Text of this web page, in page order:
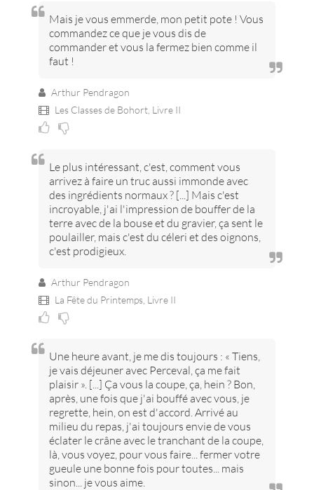
Mais je vous emmerde, mon petit pote ! Vous
commandez ce que je vous dis de
commander et vous la fermez bien comme il
faut !
Arthur Pendragon
Les Classes de Bohort, Livre II
Le plus intéressant, c'est, comment vous
arrivez à faire un truc aussi immonde avec
des ingrédients normaux ? [...] Mais c'est
incroyable, j'ai l'impression de bouffer de la
terre avec de la bouse et du gravier, ça sent le
poulailler, mais c'est du céleri et des oignons,
c'est prodigieux.
Arthur Pendragon
La Fête du Printemps, Livre II
Une heure avant, je me dis toujours : « Tiens,
je vais déjeuner avec Perceval, ça me fait
plaisir ». [...] Ça vous la coupe, ça, hein ? Bon,
après, une fois que j'ai bouffé avec vous, je
regrette, hein, on est d'accord. Arrivé au
milieu du repas, j'ai toujours envie de vous
éclater le crâne avec le tranchant de la coupe,
là, vous voyez, pour vous faire... fermer votre
gueule une bonne fois pour toutes... mais
sinon... je vous aime.